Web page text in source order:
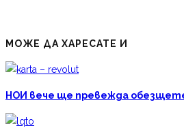
МОЖЕ ДА ХАРЕСАТЕ И
НОИ вече ще превежда